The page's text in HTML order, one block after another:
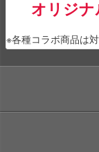
オリジ
※各種コラボ商品は対